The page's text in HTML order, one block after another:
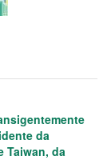
da
Taiwan, da